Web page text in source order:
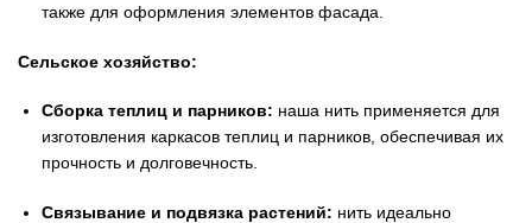
также для оформления элементов фасада.
Сельское хозяйство:
Сборка теплиц и парников: наша нить применяется для
изготовления каркасов теплиц и парников, обеспечивая их
прочность и долговечность.
Связывание и подвязка растений: нить идеально